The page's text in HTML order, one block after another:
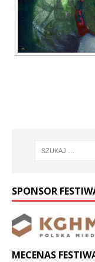
SPONSOR
MECENAS